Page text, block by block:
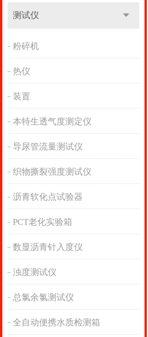
测试仪
粉碎机
热仪
装置
本特生透气度测定仪
导尿管流量测试仪
织物撕裂强度测试仪
沥青软化点试验器
PCT老化实验箱
数显沥青针入度仪
浊度测试仪
总氯余氯测试仪
全自动便携水质检测箱